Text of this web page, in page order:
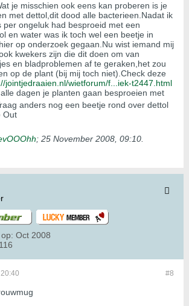
je misschien ook eens kan proberen is je
met dettol,dit dood alle bacterieen.Nadat ik
per ongeluk had besproeid met een
en water was ik toch wel een beetje in
op onderzoek gegaan.Nu wist iemand mij
kwekers zijn die dit doen om van
en bladproblemen af te geraken,het zou
op de plant (bij mij toch niet).Check deze
jointjedraaien.nl/wietforum/f...iek-t2447.html
dagen je planten gaan besproeien met
anders nog een beetje rond over dettol
Out
; 25 November 2008, 09:10
Oct 2008
116
#8